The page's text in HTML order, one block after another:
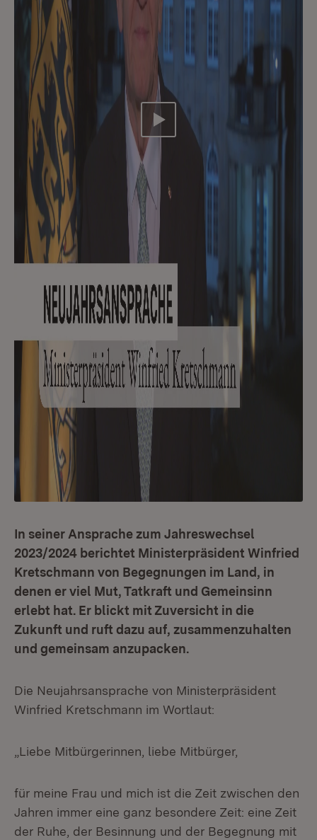
Video abspielen
In seiner Ansprache zum Jahreswechsel
2023/2024 berichtet Ministerpräsident Winfried
Kretschmann von Begegnungen im Land, in
denen er viel Mut, Tatkraft und Gemeinsinn
erlebt hat. Er blickt mit Zuversicht in die
Zukunft und ruft dazu auf, zusammenzuhalten
und gemeinsam anzupacken.
Die Neujahrsansprache von Ministerpräsident
Winfried Kretschmann im Wortlaut:
„Liebe Mitbürgerinnen, liebe Mitbürger,
für meine Frau und mich ist die Zeit zwischen den
Jahren immer eine ganz besondere Zeit: eine Zeit
der Ruhe, der Besinnung und der Begegnung mit